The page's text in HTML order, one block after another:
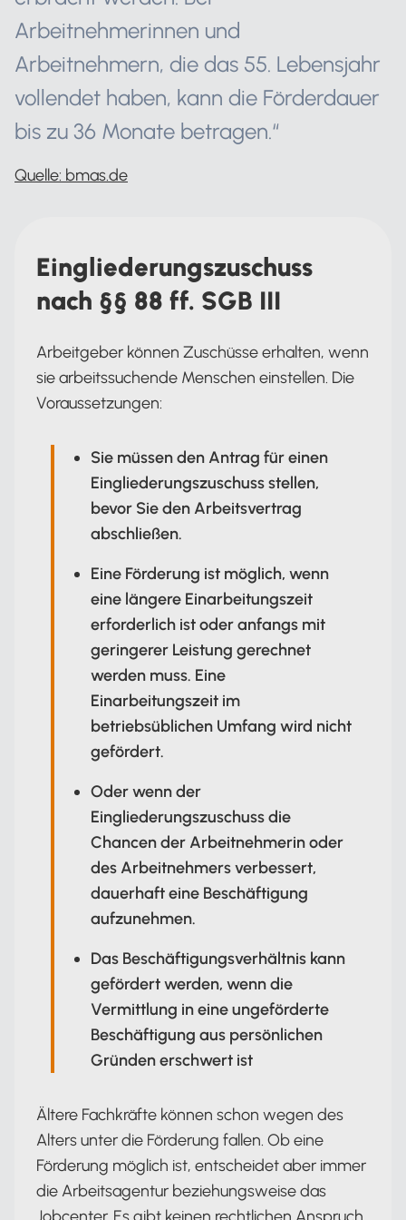
Arbeitnehmerinnen und
Arbeitnehmern, die das 55. Lebensjahr
vollendet haben, kann die Förderdauer
bis zu 36 Monate betragen.“
Quelle: bmas.de
Eingliederungszuschuss
nach §§ 88 ff. SGB III
Arbeitgeber können Zuschüsse erhalten, wenn
sie arbeitssuchende Menschen einstellen. Die
Voraussetzungen:
Sie müssen den Antrag für einen
Eingliederungszuschuss stellen,
bevor Sie den Arbeitsvertrag
abschließen.
Eine Förderung ist möglich, wenn
eine längere Einarbeitungszeit
erforderlich ist oder anfangs mit
geringerer Leistung gerechnet
werden muss. Eine
Einarbeitungszeit im
betriebsüblichen Umfang wird nicht
gefördert.
Oder wenn der
Eingliederungszuschuss die
Chancen der Arbeitnehmerin oder
des Arbeitnehmers verbessert,
dauerhaft eine Beschäftigung
aufzunehmen.
Das Beschäftigungsverhältnis kann
gefördert werden, wenn die
Vermittlung in eine ungeförderte
Beschäftigung aus persönlichen
Gründen erschwert ist
Ältere Fachkräfte können schon wegen des
Alters unter die Förderung fallen. Ob eine
Förderung möglich ist, entscheidet aber immer
die Arbeitsagentur beziehungsweise das